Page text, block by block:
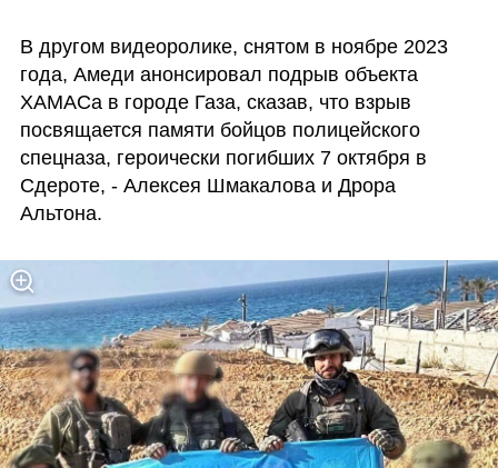
В другом видеоролике, снятом в ноябре 2023
года, Амеди анонсировал подрыв объекта
ХАМАСа в городе Газа, сказав, что взрыв
посвящается памяти бойцов полицейского
спецназа, героически погибших 7 октября в
Сдероте, - Алексея Шмакалова и Дрора
Альтона.